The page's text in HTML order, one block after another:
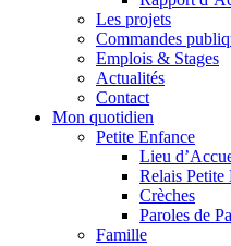
Les projets
Commandes
Emplois & Stages
Actualités
Contact
Mon quotidien
Petite Enfance
Lieu
Relais Petite
Crèches
Paroles de
Famille